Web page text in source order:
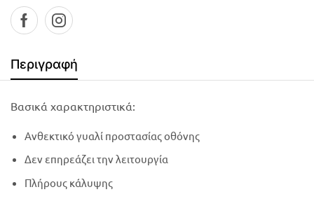
Περιγραφή
Βασικά χαρακτηριστικά:
Ανθεκτικό γυαλί προστασίας οθόνης
Δεν επηρεάζει την λειτουργία
Πλήρους κάλυψης